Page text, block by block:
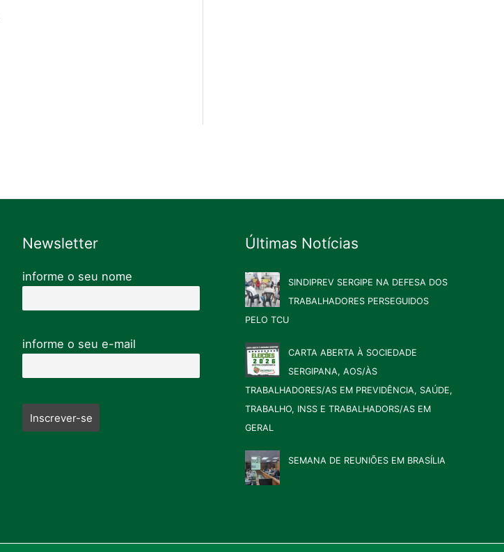
Newsletter
informe o seu nome
informe o seu e-mail
Últimas Notícias
SINDIPREV SERGIPE NA DEFESA DOS
TRABALHADORES PERSEGUIDOS
PELO TCU
CARTA ABERTA À SOCIEDADE
SERGIPANA, AOS/ÀS
TRABALHADORES/AS EM PREVIDÊNCIA, SAÚDE,
TRABALHO, INSS E TRABALHADORS/AS EM
GERAL
SEMANA DE REUNIÕES EM BRASÍLIA